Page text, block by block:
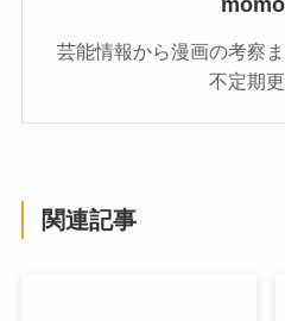
芸能情報から漫画の考察
不定期更
関連記事